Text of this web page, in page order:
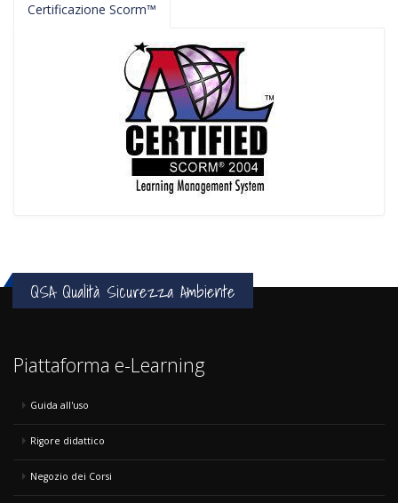
Certificazione Scorm™
QSA Qualità Sicurezza Ambiente
Piattaforma e-Learning
Guida all'uso
Rigore didattico
Negozio dei Corsi